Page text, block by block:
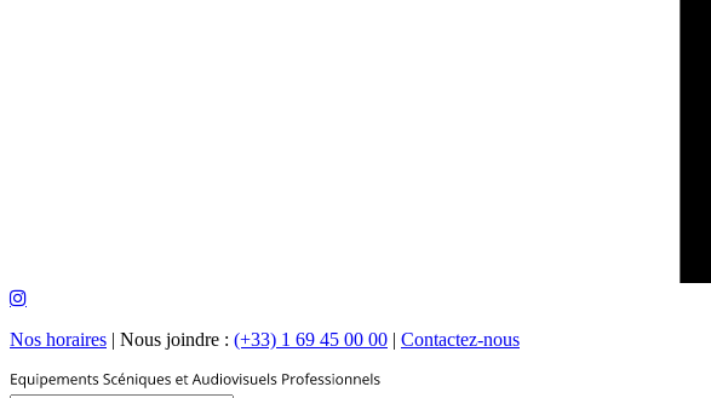
Nos horaires | Nous joindre : (+33) 1 69 45 00 00 | Contactez-nous